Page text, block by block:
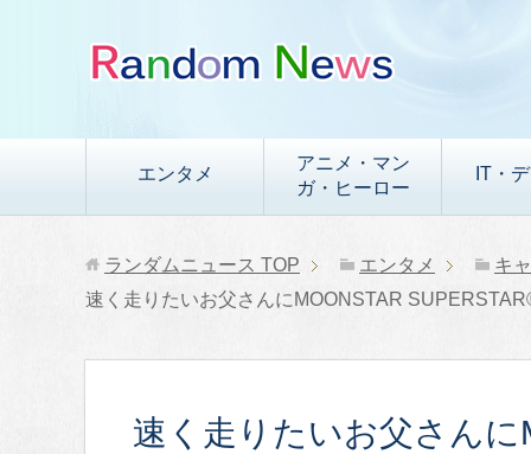
エンタメ
アニメ・マン
ガ・ヒーロー
IT・
ランダムニュース TOP エンタメ
キ
速く走りたいお父さんにMOONSTAR
速く走りたいお父さんに